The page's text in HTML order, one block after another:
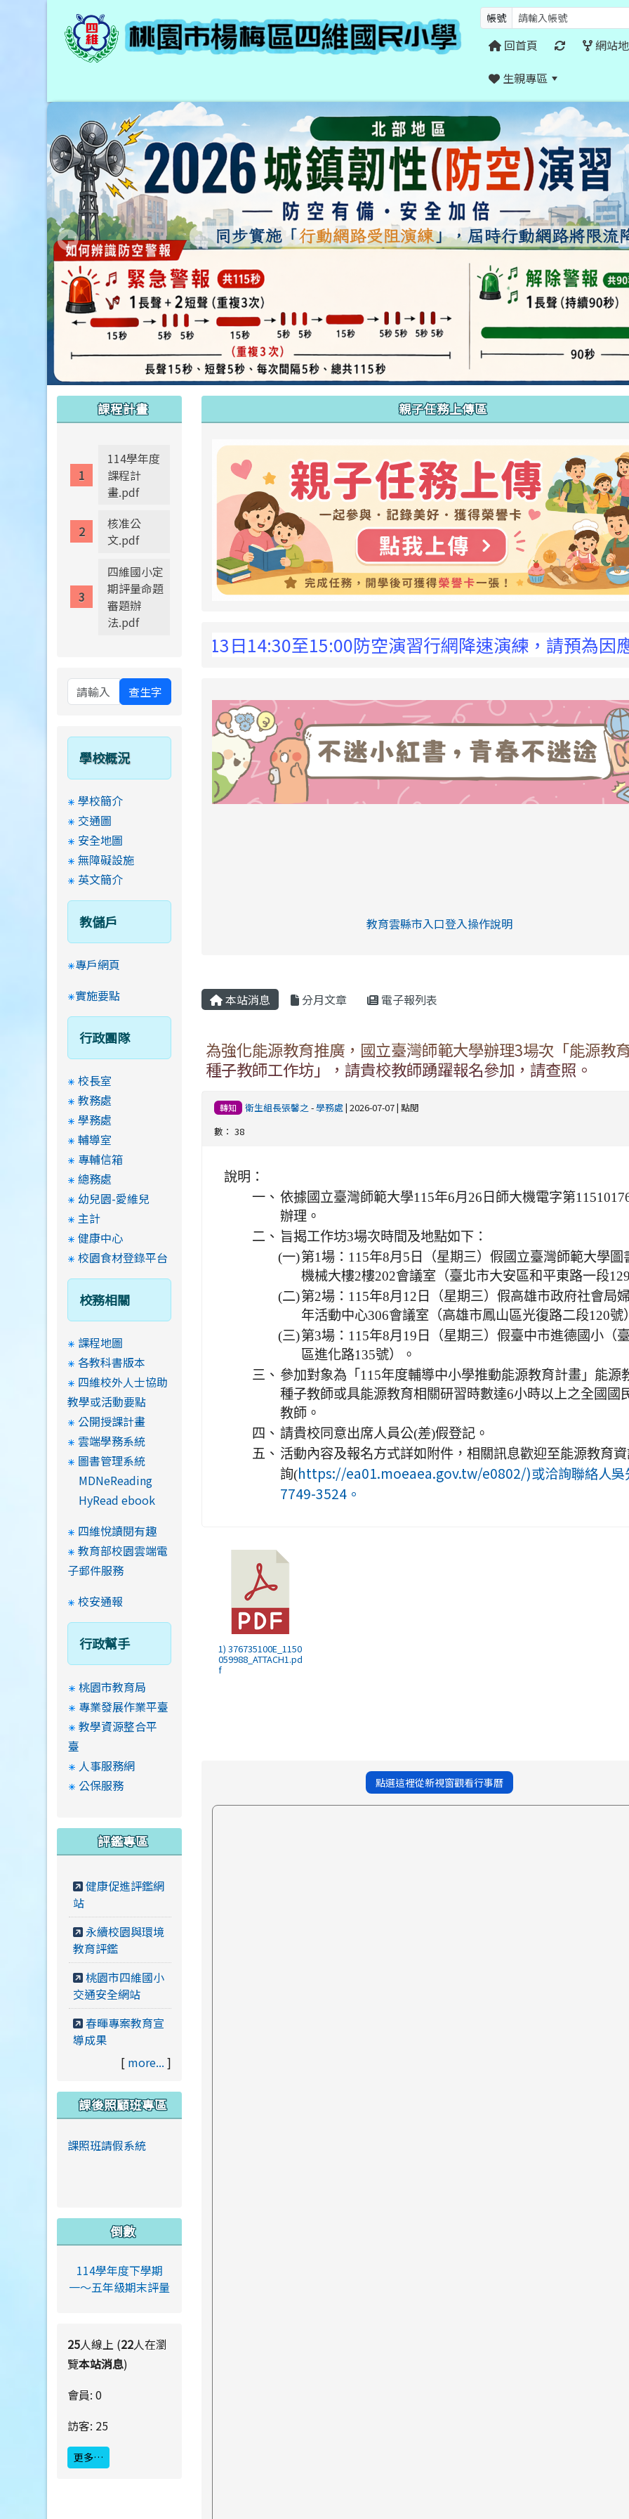
帳號
回首頁 網站
生親專區
親子任務上傳區
8月13日14:30至15:00防空演習行網降速演練，請預為因應，詳洽
link to https://eliteracy.edu.tw/
link to https://eliteracy.edu.tw/Shorts/
教育雲縣市入口登入操作說明
link to https://eliteracy.edu.tw/
本站消息 分月文章 電子報列表
為強化能源教育推廣，國立臺灣師範大學辦理3場次「能源教
種子教師工作坊」，請貴校教師踴躍報名參加，請查照。
轉知 衛生組長張馨之 -學務處 | 2026-07-07 | 點閱
數： 38
說明：
一、 依據國立臺灣師範大學115年6月26日師大機電字第
辦理。
二、 旨揭工作坊3場次時間及地點如下：
(一)第1場：115年8月5日（星期三）假國立臺灣師範大學圖
機械大樓2樓202會議室（臺北市大安區和平東路一段
(二)第2場：115年8月12日（星期三）假高雄市政府社會局
年活動中心306會議室（高雄市鳳山區光復路二段120號
(三)第3場：115年8月19日（星期三）假臺中市進德國小（
區進化路135號）。
三、 參加對象為「115年度輔導中小學推動能源教育計畫」能源
種子教師或具能源教育相關研習時數達6小時以上之全國國
教師。
四、 請貴校同意出席人員公(差)假登記。
五、 活動內容及報名方式詳如附件，相關訊息歡迎至能源教育
詢(https://ea01.moeaea.gov.tw/e0802/)或洽詢聯絡人吳
7749-3524。
1) 376735100E_1150
059988_ATTACH1.pd
f
點選這裡從新視窗觀看行事曆
課程計畫
114學年度
課程計
畫.pdf
核准公
文.pdf
四維國小定
期評量命題
審題辦
法.pdf
查生字
學校概況
學校簡介
交通圖
安全地圖
無障礙設施
英文簡介
教儲戶
專戶網頁
實施要點
行政團隊
校長室
教務處
學務處
輔導室
專輔信箱
總務處
幼兒園-愛維兒
主計
健康中心
校園食材登錄平台
校務相關
課程地圖
各教科書版本
四維校外人士協助
教學或活動要點
公開授課計畫
雲端學務系統
圖書管理系統
MDNeReading
HyRead ebook
四維悅讀閱有趣
教育部校園雲端電
子郵件服務
校安通報
行政幫手
桃園市教育局
專業發展作業平臺
教學資源整合平
臺
人事服務網
公保服務
評鑑專區
健康促進評鑑網
站
永續校園與環境
教育評鑑
桃園市四維國小
交通安全網站
春暉專案教育宣
導成果
[ more... ]
課後照顧班專區
課照班請假系統
倒數
114學年度下學期
一～五年級期末評量
25人線上 (22人在瀏
覽本站消息)
會員: 0
訪客: 25
更多…